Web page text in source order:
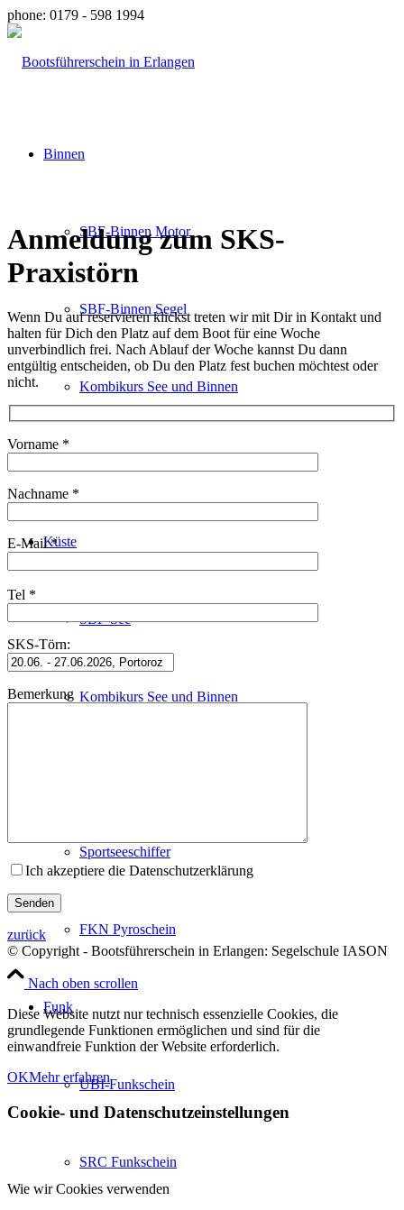
phone: 0179 - 598 1994
Binnen
SBF-Binnen Motor
SBF-Binnen Segel
Kombikurs See und Binnen
Küste
SBF-See
Kombikurs See und Binnen
Sportseeschiffer
FKN Pyroschein
Funk
UBI-Funkschein
SRC Funkschein
Anmeldung zum SKS-
Praxistörn
Wenn Du auf reservieren klickst treten wir mit Dir in Kontakt und
halten für Dich den Platz auf dem Boot für eine Woche
unverbindlich frei. Nach Ablauf der Woche kannst Du dann
entgültig entscheiden, ob Du den Platz fest buchen möchtest oder
nicht.
Vorname *
Nachname *
E-Mail *
Tel *
SKS-Törn:
Bemerkung
Ich akzeptiere die Datenschutzerklärung
zurück
© Copyright - Bootsführerschein in Erlangen: Segelschule IASON
Nach oben scrollen
Diese Website nutzt nur technisch essenzielle Cookies, die
grundlegende Funktionen ermöglichen und sind für die
einwandfreie Funktion der Website erforderlich.
OKMehr erfahren
Cookie- und Datenschutzeinstellungen
Wie wir Cookies verwenden